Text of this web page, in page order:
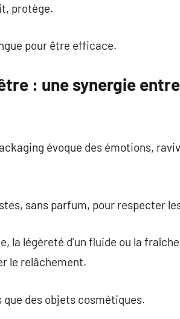
protège.
pour être efficace.
: une synergie
évoque des émotions,
sans parfum, pour respecter
la légèreté d’un fluide ou la
le relâchement.
des objets cosmétiques.